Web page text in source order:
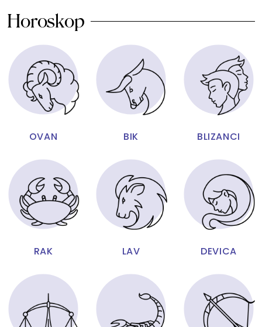
Horoskop
OVAN BIK BLIZANCI
RAK LAV DEVICA